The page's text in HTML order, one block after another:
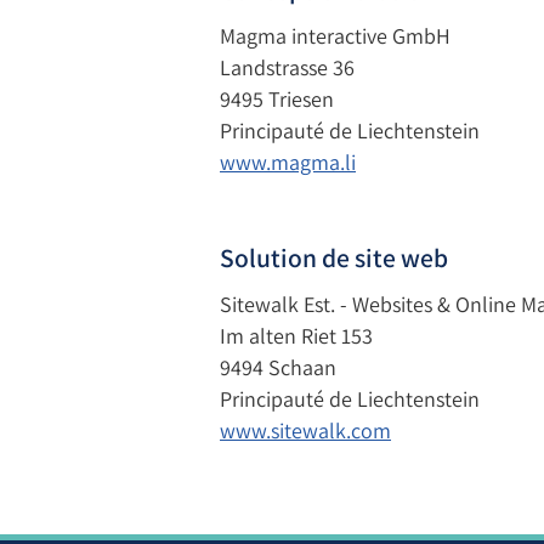
Magma interactive GmbH
Landstrasse 36
9495 Triesen
Principauté de Liechtenstein
www.magma.li
Solution de site web
Sitewalk Est. - Websites & Online
Im alten Riet 153
9494 Schaan
Principauté de Liechtenstein
www.sitewalk.com